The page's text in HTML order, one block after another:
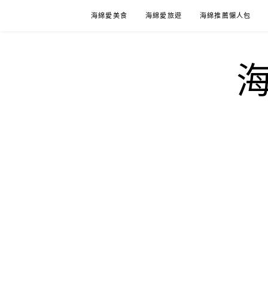
海綿愛美食 海綿愛旅遊 海綿推薦懶人包